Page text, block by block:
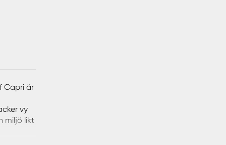
Capri är
vy
miljö likt